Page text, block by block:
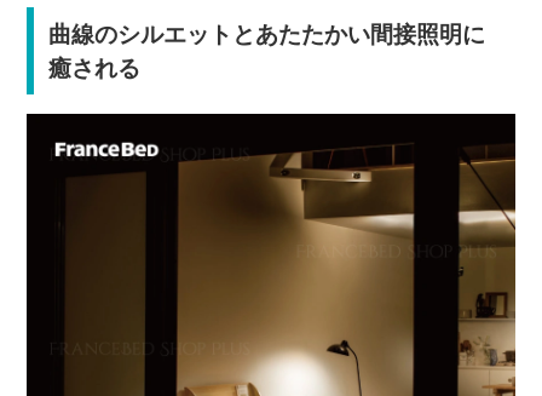
曲線のシルエットとあたたかい間接照明に
癒される